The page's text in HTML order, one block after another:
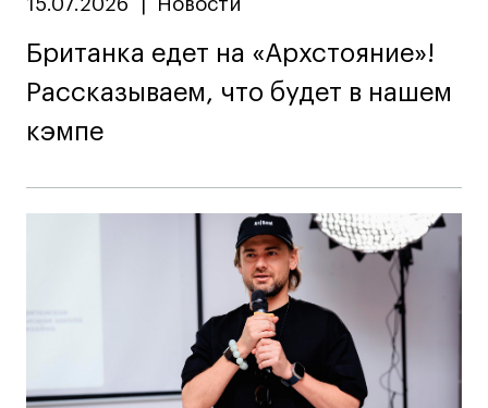
15.07.2026 Новости
Британка едет на «Архстояние»!
Рассказываем, что будет в нашем
кэмпе